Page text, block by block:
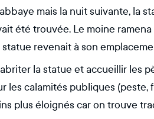
mais la nuit suivante, la
été trouvée. Le moine
revenait à son
la statue et accueillir les
calamités publiques (peste,
plus éloignés car on trouve